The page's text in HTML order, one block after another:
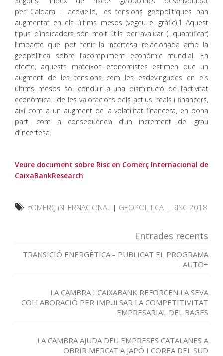
per Caldara i Iacoviello, les tensions geopolítiques han
augmentat en els últims mesos (vegeu el gràfic).1 Aquest
tipus d’indicadors són molt útils per avaluar (i quantificar)
l’impacte que pot tenir la incertesa relacionada amb la
geopolítica sobre l’acompliment econòmic mundial. En
efecte, aquests mateixos economistes estimen que un
augment de les tensions com les esdevingudes en els
últims mesos sol conduir a una disminució de l’activitat
econòmica i de les valoracions dels actius, reals i financers,
així com a un augment de la volatilitat financera, en bona
part, com a conseqüència d’un increment del grau
d’incertesa.
Veure document sobre Risc en Comerç Internacional de
CaixaBankResearch
cOMERÇ iNTERNACIONAL | GEOPOLITICA | RISC 2018
Entrades recents
TRANSICIÓ ENERGÈTICA – PUBLICAT EL PROGRAMA
AUTO+
LA CAMBRA I CAIXABANK REFORCEN LA SEVA
COL·LABORACIÓ PER IMPULSAR LA COMPETITIVITAT
EMPRESARIAL DEL BAGES
LA CAMBRA AJUDA DEU EMPRESES CATALANES A
OBRIR MERCAT A JAPÓ I COREA DEL SUD